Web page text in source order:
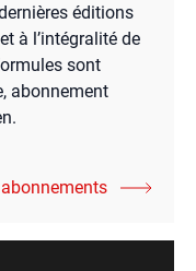
éditions
à l’intégralité de
sont
abonnement